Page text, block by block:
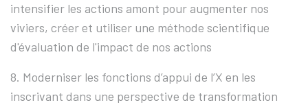
intensifier les actions amont pour augmenter nos
viviers, créer et utiliser une méthode scientifique
d'évaluation de l'impact de nos actions
8. Moderniser les fonctions d’appui de l’X en les
inscrivant dans une perspective de transformation